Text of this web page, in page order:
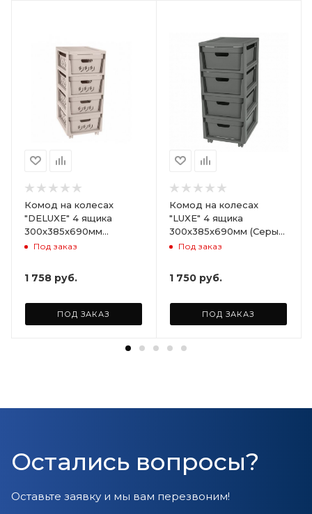
Комод на колесах
"DELUXE" 4 ящика
300х385х690мм
(Светло-бежевый)
Под заказ
1 758 руб.
ПОД ЗАКАЗ
Комод на колесах
"LUXE" 4 ящика
300х385х690мм (Серый)
ARD258086
Под заказ
1 750 руб.
ПОД ЗАКАЗ
Остались вопросы?
Оставьте заявку и мы вам перезвоним!